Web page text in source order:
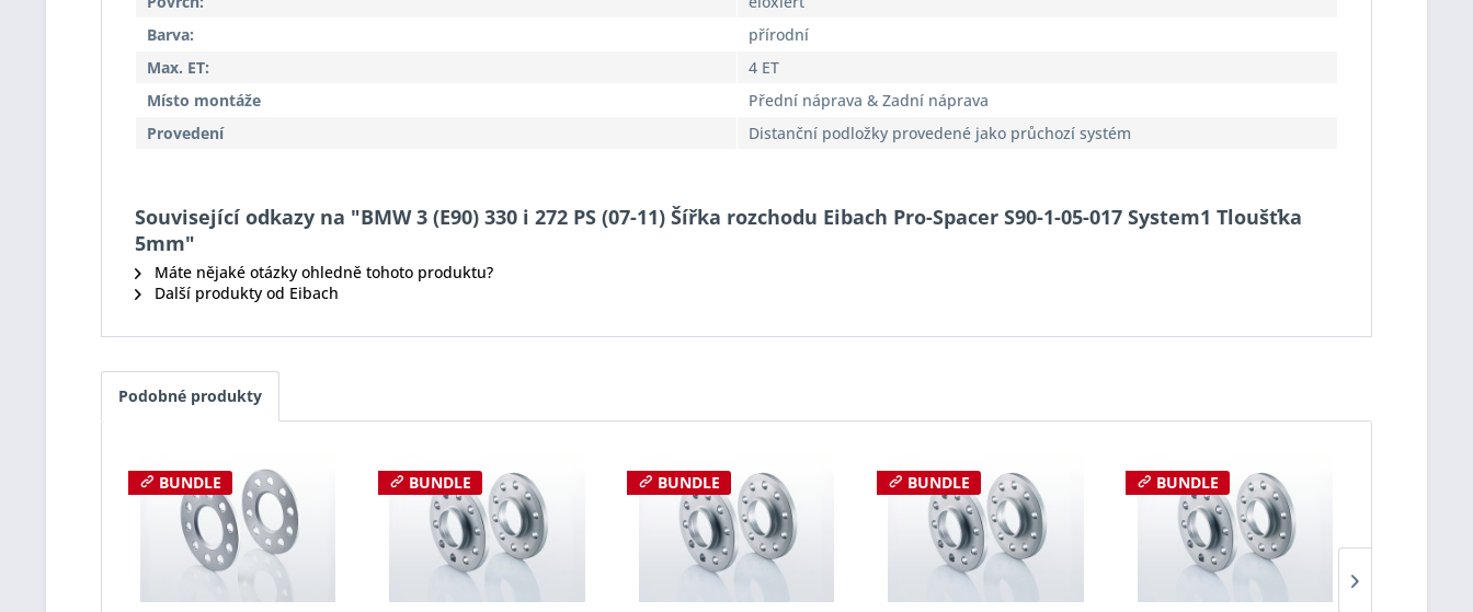
Barva:
přírodní
Max. ET:
4 ET
Místo montáže
Přední náprava & Zadní náprava
Provedení
Distanční podložky provedené jako průchozí systém
Související odkazy na "BMW 3 (E90) 330 i 272 PS (07-11) Šířka rozchodu Eibach Pro-Spacer S90-1-05-017 System1 Tloušťka
5mm"
Máte nějaké otázky ohledně tohoto produktu?
Další produkty od Eibach
Podobné produkty
BUNDLE BUNDLE BUNDLE BUNDLE BUNDLE